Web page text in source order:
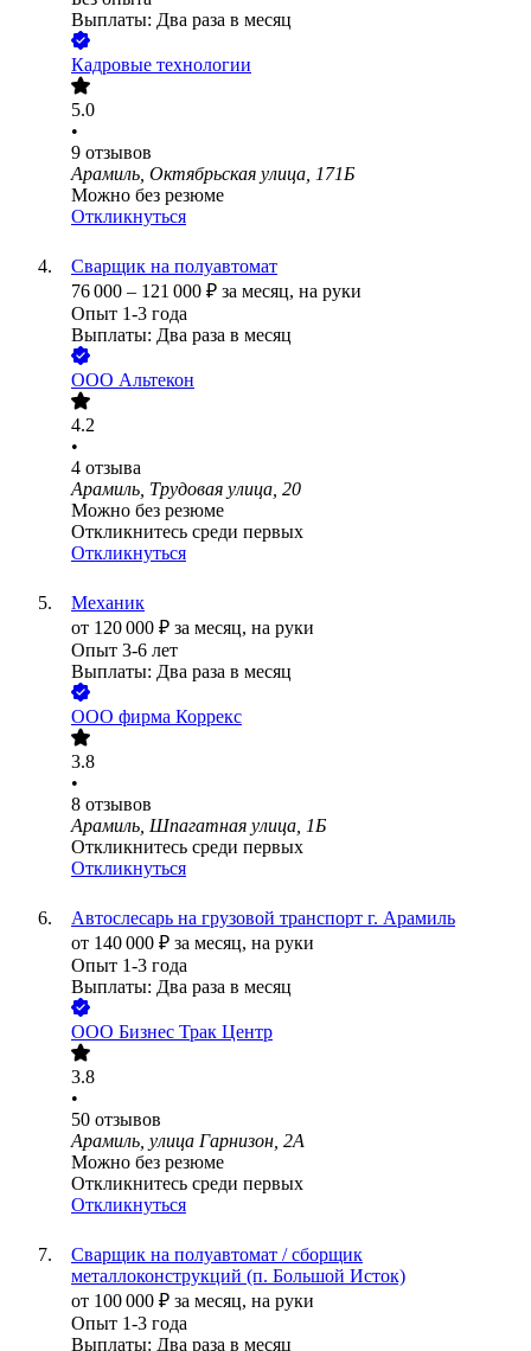
Выплаты: Два раза в месяц
Кадровые технологии
5.0
•
9 отзывов
Арамиль, Октябрьская улица, 171Б
Можно без резюме
Откликнуться
Сварщик на полуавтомат
76 000 – 121 000 ₽ за месяц, на руки
Опыт 1-3 года
Выплаты: Два раза в месяц
ООО Альтекон
4.2
•
4 отзыва
Арамиль, Трудовая улица, 20
Можно без резюме
Откликнитесь среди первых
Откликнуться
Механик
от 120 000 ₽ за месяц, на руки
Опыт 3-6 лет
Выплаты: Два раза в месяц
ООО фирма Коррекс
3.8
•
8 отзывов
Арамиль, Шпагатная улица, 1Б
Откликнитесь среди первых
Откликнуться
Автослесарь на грузовой транспорт г. Арамиль
от 140 000 ₽ за месяц, на руки
Опыт 1-3 года
Выплаты: Два раза в месяц
ООО Бизнес Трак Центр
3.8
•
50 отзывов
Арамиль, улица Гарнизон, 2А
Можно без резюме
Откликнитесь среди первых
Откликнуться
Сварщик на полуавтомат / сборщик
металлоконструкций (п. Большой Исток)
от 100 000 ₽ за месяц, на руки
Опыт 1-3 года
Выплаты: Два раза в месяц